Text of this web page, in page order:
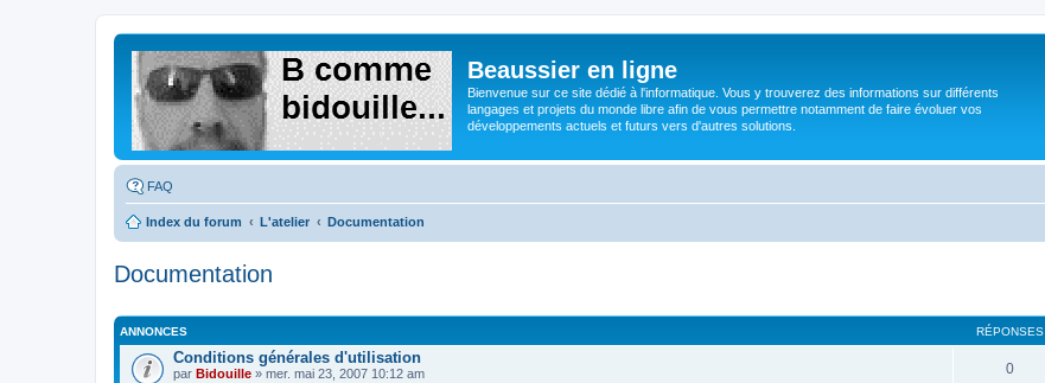
Beaussier en ligne
Bienvenue sur ce site dédié à l'informatique. Vous y trouverez des informations sur différents
langages et projets du monde libre afin de vous permettre notamment de faire évoluer vos
développements actuels et futurs vers d'autres solutions.
FAQ
Index du forum L'atelier Documentation
Documentation
ANNONCES RÉPONSES
Conditions générales d'utilisation
par Bidouille » mer. mai 23, 2007 10:12 am 0